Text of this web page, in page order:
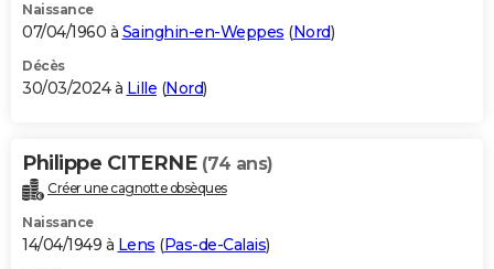
Naissance
07/04/1960 à Sainghin-en-Weppes (Nord)
Décès
30/03/2024 à Lille (Nord)
Philippe CITERNE (74 ans)
Créer une cagnotte obsèques
Naissance
14/04/1949 à Lens (Pas-de-Calais)